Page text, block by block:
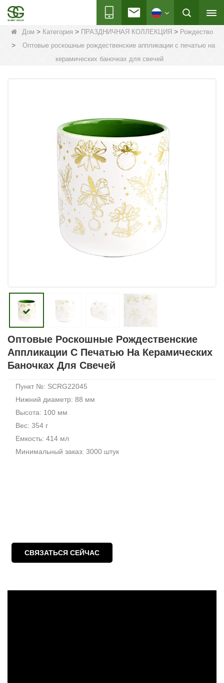
Дом > Категория > ПРАЗДНИЧНАЯ КОЛЛЕКЦИЯ > Рождество
>
Оптовые роскошные рождественские аппликации с печатью на
керамических баночках для свечей
Оптовые Роскошные Рождественские
Аппликации С Печатью На Керамических
Баночках Для Свечей
Пункт №: SCRG22045
Нижний диаметр: 88 мм
Высота: 100 мм
Вес: 354 г
Емкость: 414 мл
Минимальный заказ: 3000 штук
СВЯЗАТЬСЯ СЕЙЧАС